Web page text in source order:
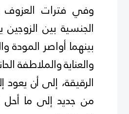
وفي فترات العزوف
الجنسية بين
بينهما أواصر المودة
والعناية والملاطفة
الرقيقة، إلى أن
من جديد إلى ما أحل